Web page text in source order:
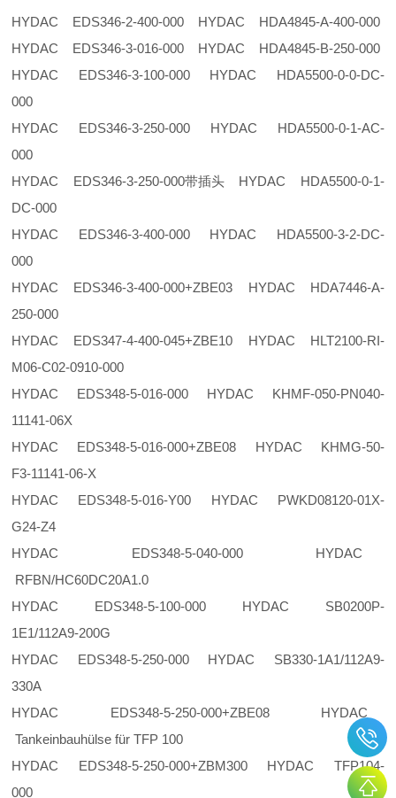
HYDAC EDS346-2-400-000 HYDAC HDA4845-A-400-000
HYDAC EDS346-3-016-000 HYDAC HDA4845-B-250-000
HYDAC EDS346-3-100-000 HYDAC HDA5500-0-0-DC-
000
HYDAC EDS346-3-250-000 HYDAC HDA5500-0-1-AC-
000
HYDAC EDS346-3-250-000带插头 HYDAC HDA5500-0-1-
DC-000
HYDAC EDS346-3-400-000 HYDAC HDA5500-3-2-DC-
000
HYDAC EDS346-3-400-000+ZBE03 HYDAC HDA7446-A-
250-000
HYDAC EDS347-4-400-045+ZBE10 HYDAC HLT2100-RI-
M06-C02-0910-000
HYDAC EDS348-5-016-000 HYDAC KHMF-050-PN040-
11141-06X
HYDAC EDS348-5-016-000+ZBE08 HYDAC KHMG-50-
F3-11141-06-X
HYDAC EDS348-5-016-Y00 HYDAC PWKD08120-01X-
G24-Z4
HYDAC EDS348-5-040-000 HYDAC
RFBN/HC60DC20A1.0
HYDAC EDS348-5-100-000 HYDAC SB0200P-
1E1/112A9-200G
HYDAC EDS348-5-250-000 HYDAC SB330-1A1/112A9-
330A
HYDAC EDS348-5-250-000+ZBE08 HYDAC
Tankeinbauhülse für TFP 100
HYDAC EDS348-5-250-000+ZBM300 HYDAC TFP104-
000